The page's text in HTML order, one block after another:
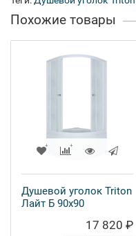
Похожие товары
Душевой уголок Triton
Лайт Б 90х90
17 820 ₽